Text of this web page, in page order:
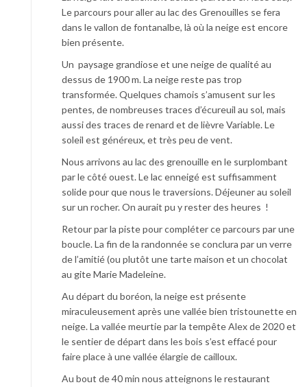
Le parcours pour aller au lac des Grenouilles se fera
dans le vallon de fontanalbe, là où la neige est encore
bien présente.
Un paysage grandiose et une neige de qualité au
dessus de 1900 m. La neige reste pas trop
transformée. Quelques chamois s’amusent sur les
pentes, de nombreuses traces d’écureuil au sol, mais
aussi des traces de renard et de lièvre Variable. Le
soleil est généreux, et très peu de vent.
Nous arrivons au lac des grenouille en le surplombant
par le côté ouest. Le lac enneigé est suffisamment
solide pour que nous le traversions. Déjeuner au soleil
sur un rocher. On aurait pu y rester des heures !
Retour par la piste pour compléter ce parcours par une
boucle. La fin de la randonnée se conclura par un verre
de l’amitié (ou plutôt une tarte maison et un chocolat
au gite Marie Madeleine.
Au départ du boréon, la neige est présente
miraculeusement après une vallée bien tristounette en
neige. La vallée meurtie par la tempête Alex de 2020 et
le sentier de départ dans les bois s’est effacé pour
faire place à une vallée élargie de cailloux.
Au bout de 40 min nous atteignons le restaurant